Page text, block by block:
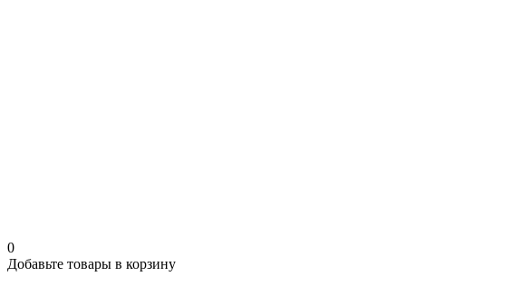
0
Добавьте товары в корзину